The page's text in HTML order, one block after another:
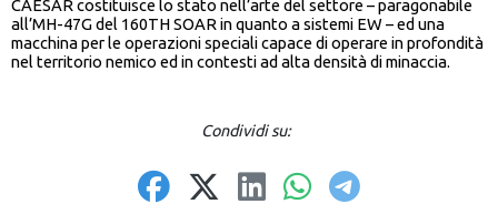
CAESAR costituisce lo stato nell’arte del settore – paragonabile
all’MH-47G del 160TH SOAR in quanto a sistemi EW – ed una
macchina per le operazioni speciali capace di operare in profondità
nel territorio nemico ed in contesti ad alta densità di minaccia.
Condividi su: